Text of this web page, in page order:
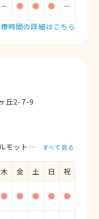
ー ● ● ●
ー
時間の詳細はこちら
丘2-7-9
モット うさぎ リス
すべて見る
木 金 土 日
祝
● ● ● ● ●